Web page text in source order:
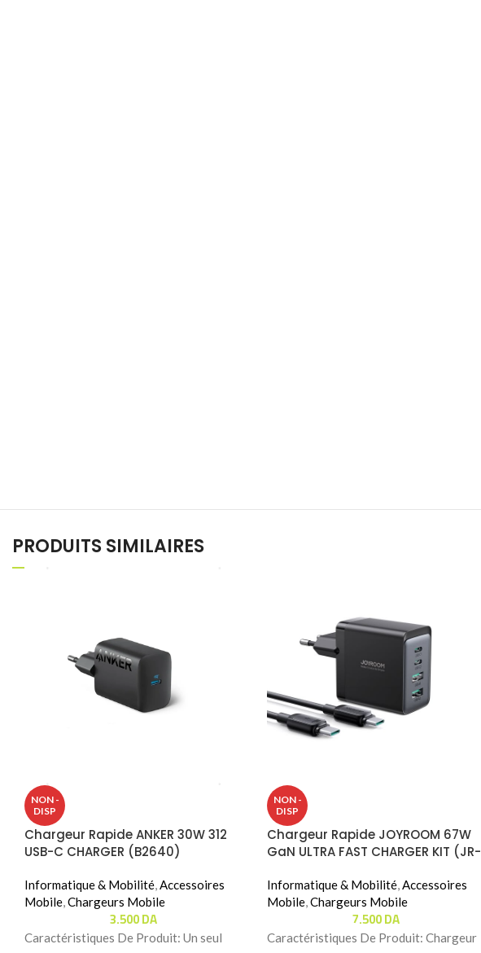
PRODUITS SIMILAIRES
NON -
DISP
Chargeur Rapide ANKER 30W 312
USB-C CHARGER (B2640)
Informatique & Mobilité Accessoires
Mobile Chargeurs Mobile
3.500DA
Caractéristiques De Produit: Un seul
NON -
DISP
Chargeur Rapide JOYROOM 67W
GaN ULTRA FAST CHARGER KIT (JR-
Informatique & Mobilité Accessoires
Mobile Chargeurs Mobile
7.500DA
Caractéristiques De Produit:‬‬ Chargeur